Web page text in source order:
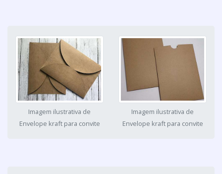
Imagem ilustrativa de
Envelope kraft para convite
Imagem ilustrativa de
Envelope kraft para convite